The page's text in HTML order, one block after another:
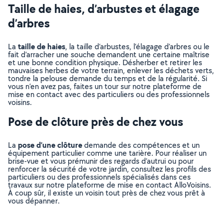
Taille de haies, d’arbustes et élagage
d’arbres
La taille de haies, la taille d’arbustes, l’élagage d’arbres ou le
fait d’arracher une souche demandent une certaine maîtrise
et une bonne condition physique. Désherber et retirer les
mauvaises herbes de votre terrain, enlever les déchets verts,
tondre la pelouse demande du temps et de la régularité. Si
vous n’en avez pas, faites un tour sur notre plateforme de
mise en contact avec des particuliers ou des professionnels
voisins.
Pose de clôture près de chez vous
La pose d’une clôturedemande des compétences et un
équipement particulier comme une tarière. Pour réaliser un
brise-vue et vous prémunir des regards d’autrui ou pour
renforcer la sécurité de votre jardin, consultez les profils des
particuliers ou des professionnels spécialisés dans ces
travaux sur notre plateforme de mise en contact AlloVoisins.
À coup sûr, il existe un voisin tout près de chez vous prêt à
vous dépanner.